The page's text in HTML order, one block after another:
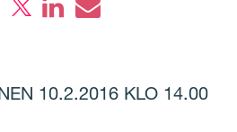
10.2.2016 KLO 14.00